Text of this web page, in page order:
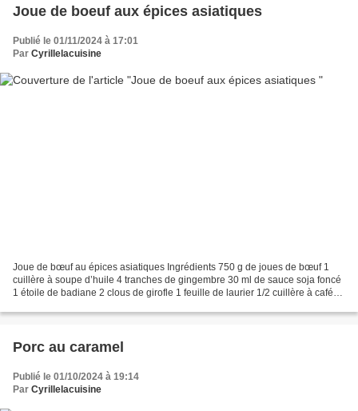
Joue de boeuf aux épices asiatiques
Publié le 01/11/2024 à 17:01
Par Cyrillelacuisine
Joue de bœuf au épices asiatiques Ingrédients 750 g de joues de bœuf 1
cuillère à soupe d’huile 4 tranches de gingembre 30 ml de sauce soja foncé
1 étoile de badiane 2 clous de girofle 1 feuille de laurier 1/2 cuillère à café
Porc au caramel
Publié le 01/10/2024 à 19:14
Par Cyrillelacuisine